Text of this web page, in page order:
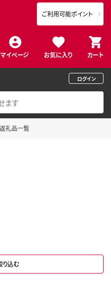
マイページ お気に入り カート
ご利用可能ポイント
ログイン
返礼品一覧
り込む